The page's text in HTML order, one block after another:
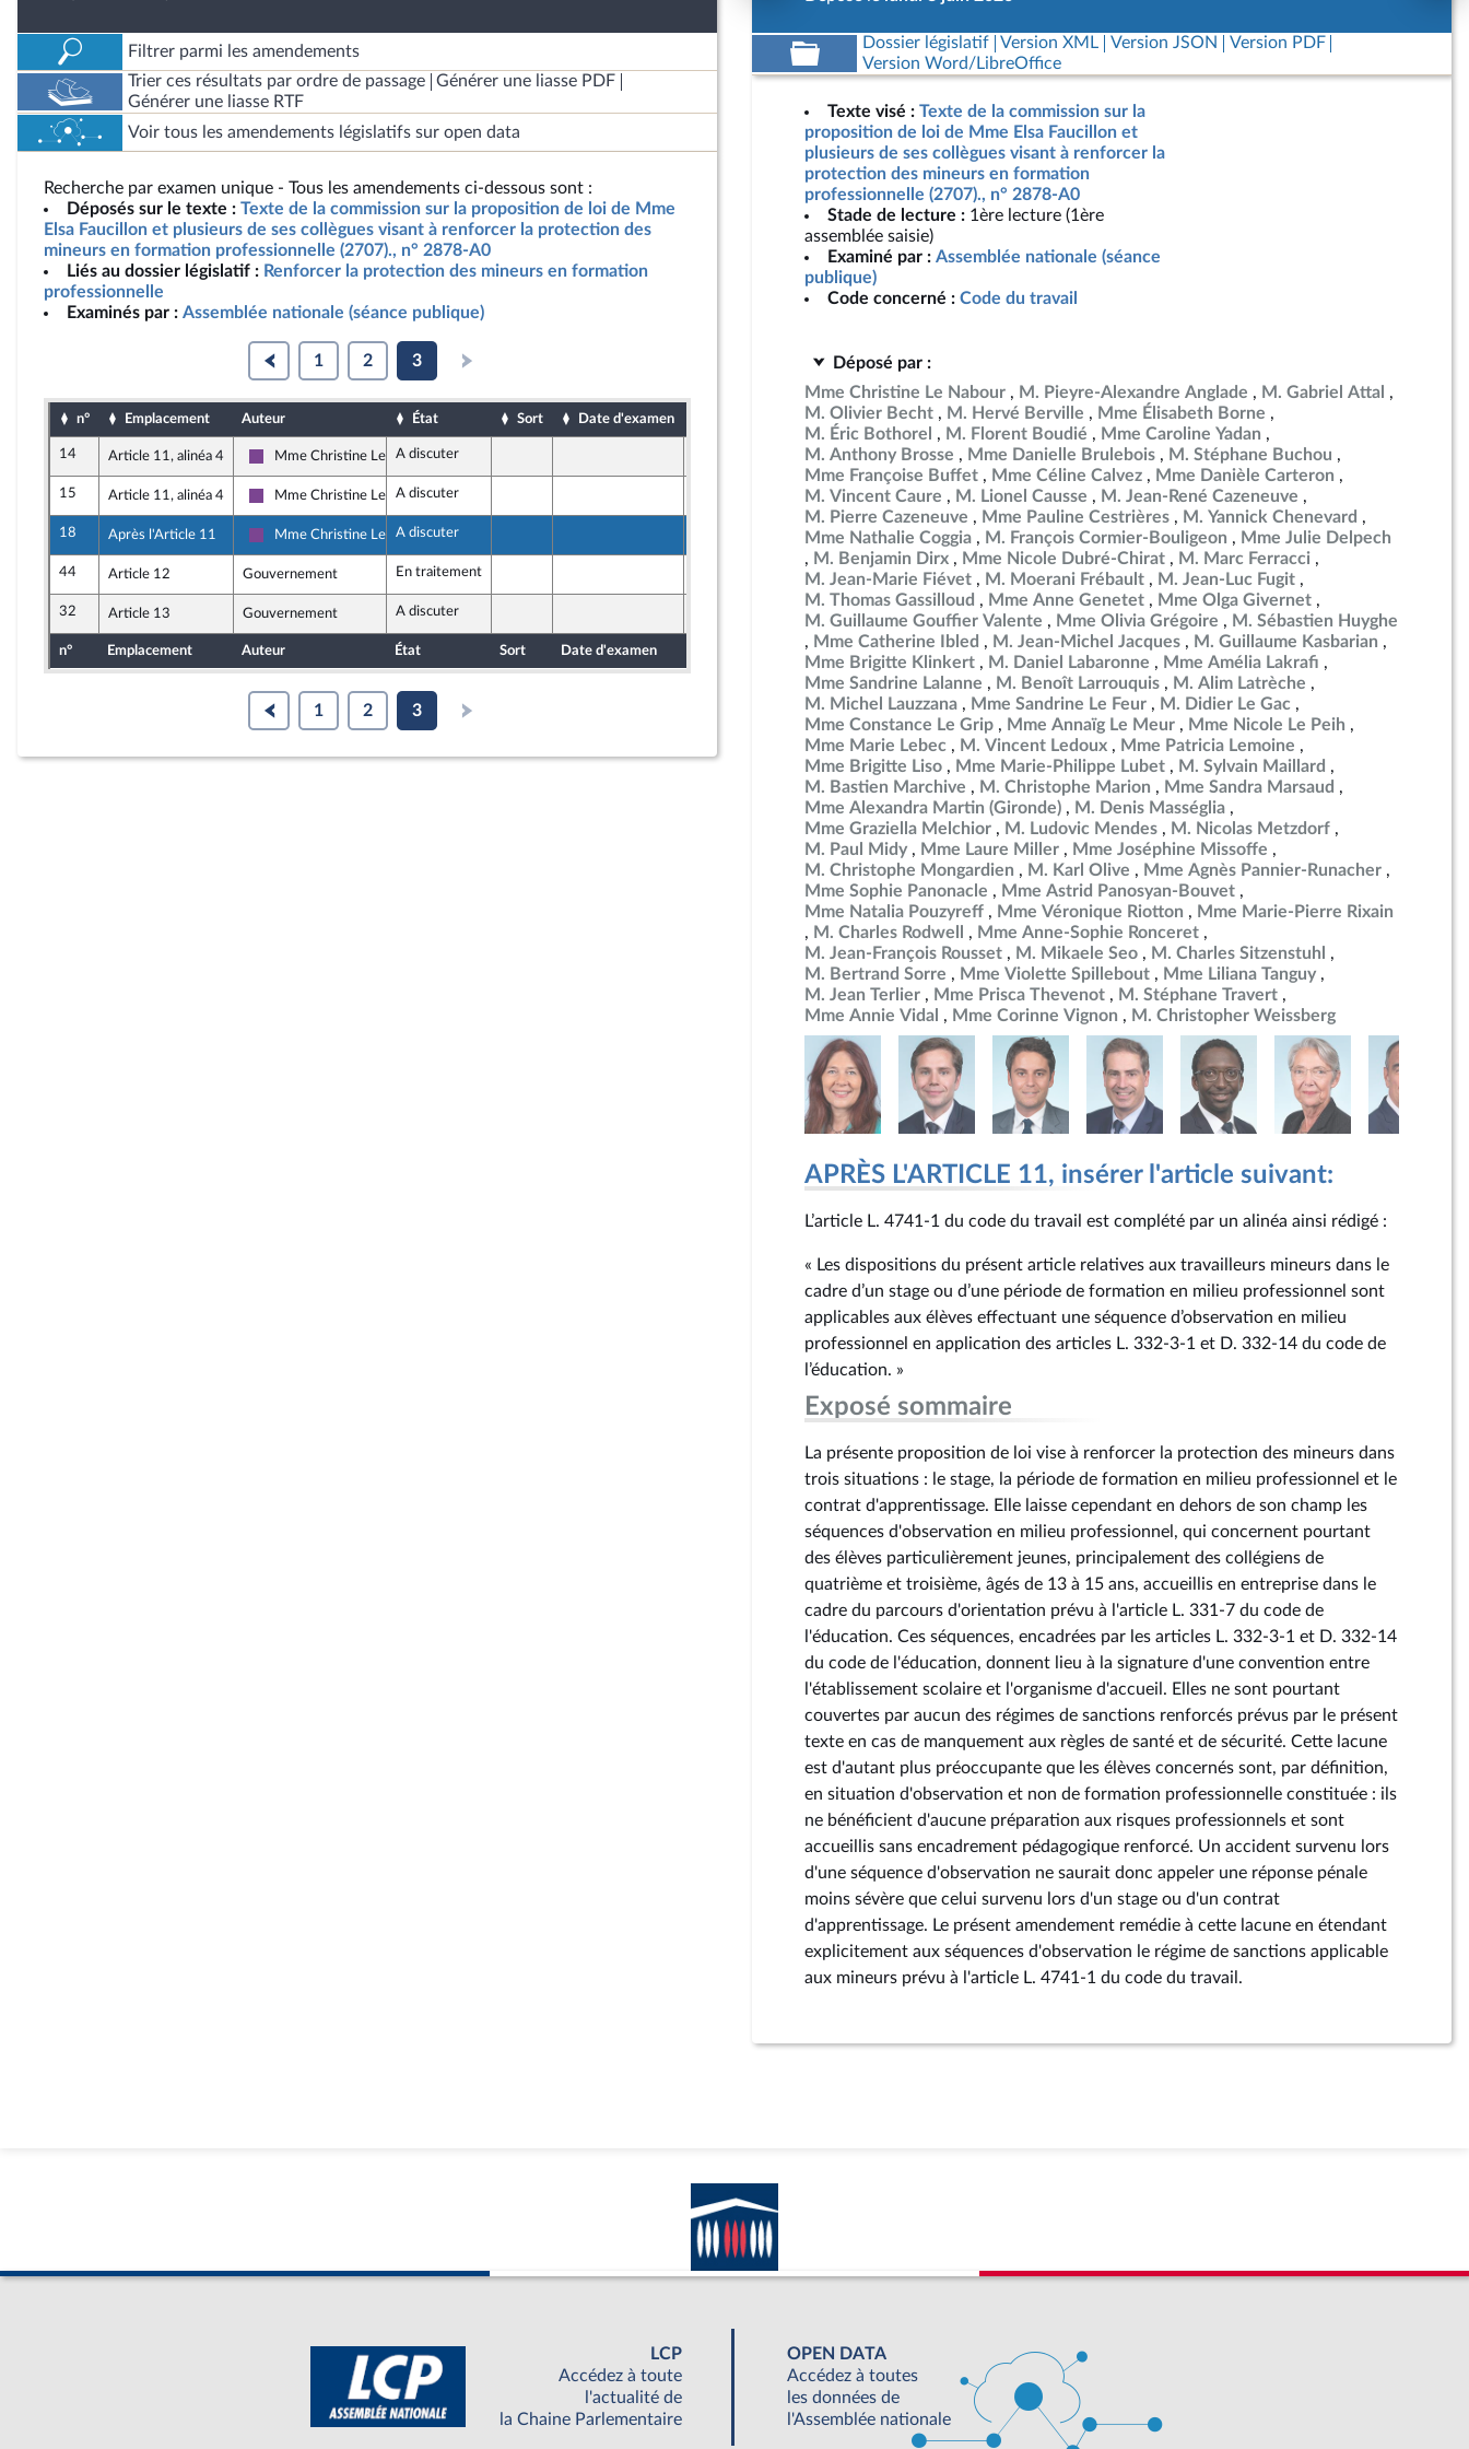
Filtrer parmi les amendements
Trier ces résultats par ordre de passage
Générer une liasse PDF
Générer une liasse RTF
Voir tous les amendements législatifs sur open data
Recherche par examen unique - Tous les amendements ci-dessous sont :
Déposés sur le texte : Texte de la commission sur la proposition de loi de Mme
Elsa Faucillon et plusieurs de ses collègues visant à renforcer la protection des
mineurs en formation professionnelle (2707)., n° 2878-A0
Liés au dossier législatif : Renforcer la protection des mineurs en formation
professionnelle
Examinés par : Assemblée nationale (séance publique)
1 2 3
n° Emplacement Auteur État Sort Date d'examen
14 Article 11, alinéa 4
Ensemble pour la République
Mme Christine Le Nabour
A discuter
15 Article 11, alinéa 4
Ensemble pour la République
Mme Christine Le Nabour
A discuter
18 Après l'Article 11
Ensemble pour la République
Mme Christine Le Nabour
A discuter
44 Article 12 Gouvernement En traitement
32 Article 13 Gouvernement A discuter
n° Emplacement Auteur État Sort Date d'examen
1 2 3
Dossier législatif Version XML Version JSON
Version PDF
Version Word/LibreOffice
Texte visé : Texte de la commission sur la
proposition de loi de Mme Elsa Faucillon et
plusieurs de ses collègues visant à renforcer la
protection des mineurs en formation
professionnelle (2707)., n° 2878-A0
Stade de lecture : 1ère lecture (1ère
assemblée saisie)
Examiné par : Assemblée nationale (séance
publique)
Code concerné : Code du travail
Déposé par :
Mme Christine Le Nabour
M. Pieyre-Alexandre Anglade
M. Gabriel Attal
M. Olivier Becht
M. Hervé Berville
Mme Élisabeth Borne
M. Éric Bothorel
M. Florent Boudié
Mme Caroline Yadan
M. Anthony Brosse
Mme Danielle Brulebois
M. Stéphane Buchou
Mme Françoise Buffet
Mme Céline Calvez
Mme Danièle Carteron
M. Vincent Caure
M. Lionel Causse
M. Jean-René Cazeneuve
M. Pierre Cazeneuve
Mme Pauline Cestrières
M. Yannick Chenevard
Mme Nathalie Coggia
M. François Cormier-Bouligeon
Mme Julie Delpech
M. Benjamin Dirx
Mme Nicole Dubré-Chirat
M. Marc Ferracci
M. Jean-Marie Fiévet
M. Moerani Frébault
M. Jean-Luc Fugit
M. Thomas Gassilloud
Mme Anne Genetet
Mme Olga Givernet
M. Guillaume Gouffier Valente
Mme Olivia Grégoire
M. Sébastien Huyghe
Mme Catherine Ibled
M. Jean-Michel Jacques
M. Guillaume Kasbarian
Mme Brigitte Klinkert
M. Daniel Labaronne
Mme Amélia Lakrafi
Mme Sandrine Lalanne
M. Benoît Larrouquis
M. Alim Latrèche
M. Michel Lauzzana
Mme Sandrine Le Feur
M. Didier Le Gac
Mme Constance Le Grip
Mme Annaïg Le Meur
Mme Nicole Le Peih
Mme Marie Lebec
M. Vincent Ledoux
Mme Patricia Lemoine
Mme Brigitte Liso
Mme Marie-Philippe Lubet
M. Sylvain Maillard
M. Bastien Marchive
M. Christophe Marion
Mme Sandra Marsaud
Mme Alexandra Martin (Gironde)
M. Denis Masséglia
Mme Graziella Melchior
M. Ludovic Mendes
M. Nicolas Metzdorf
M. Paul Midy
Mme Laure Miller
Mme Joséphine Missoffe
M. Christophe Mongardien
M. Karl Olive
Mme Agnès Pannier-Runacher
Mme Sophie Panonacle
Mme Astrid Panosyan-Bouvet
Mme Natalia Pouzyreff
Mme Véronique Riotton
Mme Marie-Pierre Rixain
M. Charles Rodwell
Mme Anne-Sophie Ronceret
M. Jean-François Rousset
M. Mikaele Seo
M. Charles Sitzenstuhl
M. Bertrand Sorre
Mme Violette Spillebout
Mme Liliana Tanguy
M. Jean Terlier
Mme Prisca Thevenot
M. Stéphane Travert
Mme Annie Vidal
Mme Corinne Vignon M. Christopher Weissberg
APRÈS L'ARTICLE 11, insérer l'article suivant:
L’article L. 4741‑1 du code du travail est complété par un alinéa ainsi rédigé :
« Les dispositions du présent article relatives aux travailleurs mineurs dans le
cadre d’un stage ou d’une période de formation en milieu professionnel sont
applicables aux élèves effectuant une séquence d’observation en milieu
professionnel en application des articles L. 332‑3-1 et D. 332‑14 du code de
l’éducation. »
Exposé sommaire
La présente proposition de loi vise à renforcer la protection des mineurs dans
trois situations : le stage, la période de formation en milieu professionnel et le
contrat d'apprentissage. Elle laisse cependant en dehors de son champ les
séquences d'observation en milieu professionnel, qui concernent pourtant
des élèves particulièrement jeunes, principalement des collégiens de
quatrième et troisième, âgés de 13 à 15 ans, accueillis en entreprise dans le
cadre du parcours d'orientation prévu à l'article L. 331-7 du code de
l'éducation. Ces séquences, encadrées par les articles L. 332-3-1 et D. 332-14
du code de l'éducation, donnent lieu à la signature d'une convention entre
l'établissement scolaire et l'organisme d'accueil. Elles ne sont pourtant
couvertes par aucun des régimes de sanctions renforcés prévus par le présent
texte en cas de manquement aux règles de santé et de sécurité. Cette lacune
est d'autant plus préoccupante que les élèves concernés sont, par définition,
en situation d'observation et non de formation professionnelle constituée : ils
ne bénéficient d'aucune préparation aux risques professionnels et sont
accueillis sans encadrement pédagogique renforcé. Un accident survenu lors
d'une séquence d'observation ne saurait donc appeler une réponse pénale
moins sévère que celui survenu lors d'un stage ou d'un contrat
d'apprentissage. Le présent amendement remédie à cette lacune en étendant
explicitement aux séquences d'observation le régime de sanctions applicable
aux mineurs prévu à l'article L. 4741-1 du code du travail.
LCP
Accédez à toute
l'actualité de
la Chaine Parlementaire
OPEN DATA
Accédez à toutes
les données de
l'Assemblée nationale